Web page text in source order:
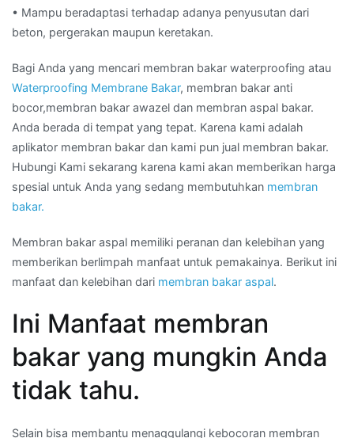
• Mampu beradaptasi terhadap adanya penyusutan dari
beton, pergerakan maupun keretakan.
Bagi Anda yang mencari membran bakar waterproofing atau
Waterproofing Membrane Bakar, membran bakar anti
bocor,membran bakar awazel dan membran aspal bakar.
Anda berada di tempat yang tepat. Karena kami adalah
aplikator membran bakar dan kami pun jual membran bakar.
Hubungi Kami sekarang karena kami akan memberikan harga
spesial untuk Anda yang sedang membutuhkan membran
bakar.
Membran bakar aspal memiliki peranan dan kelebihan yang
memberikan berlimpah manfaat untuk pemakainya. Berikut ini
manfaat dan kelebihan dari membran bakar aspal.
Ini Manfaat membran
bakar yang mungkin Anda
tidak tahu.
Selain bisa membantu menaggulangi kebocoran membran